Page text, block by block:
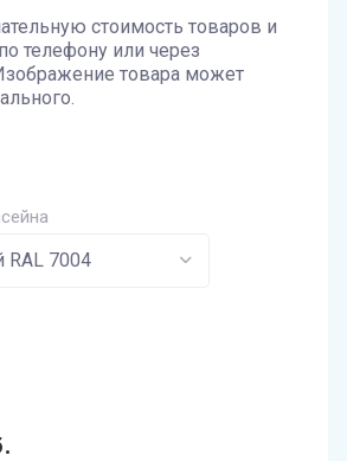
стоимость товаров и
телефону или через
товара может